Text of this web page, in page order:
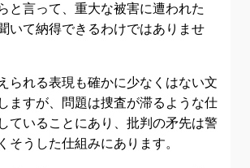
と言って、重大な被害に遭われた
いて納得できるわけではありませ
られる表現も確かに少なくはない文
ますが、問題は捜査が滞るような仕
ていることにあり、批判の矛先は警
そうした仕組みにあります。